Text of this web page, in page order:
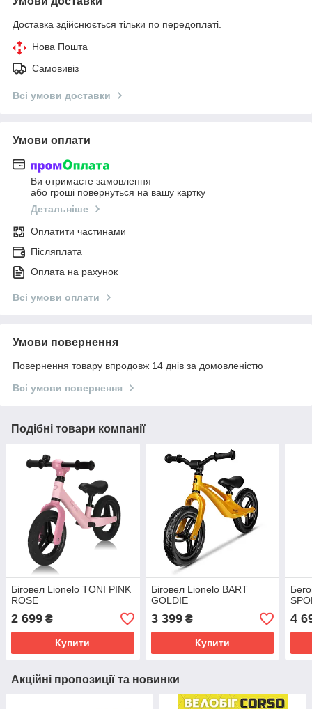
Доставка здійснюється тільки по передоплаті.
Нова Пошта
Самовивіз
Всі умови доставки
Умови оплати
Ви отримаєте замовлення
або гроші повернуться на вашу картку
Детальніше
Оплатити частинами
Післяплата
Оплата на рахунок
Всі умови оплати
Умови повернення
Повернення товару впродовж 14 днів за домовленістю
Всі умови повернення
Подібні товари компанії
Біговел Lionelo TONI PINK
ROSE
2 699 ₴
Купити
Біговел Lionelo BART
GOLDIE
3 399₴
Купити
4
Акційні пропозиції та новинки